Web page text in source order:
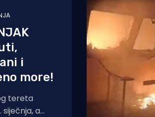
i
more!
tereta
siječnja, a